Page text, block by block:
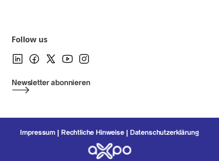
Follow us
Newsletter abonnieren
Impressum Rechtliche Hinweise Datenschutzerklärung